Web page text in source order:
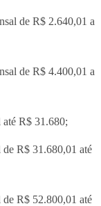
de R$ 2.640,01 a
de R$ 4.400,01 a
R$ 31.680;
R$ 31.680,01 até
R$ 52.800,01 até